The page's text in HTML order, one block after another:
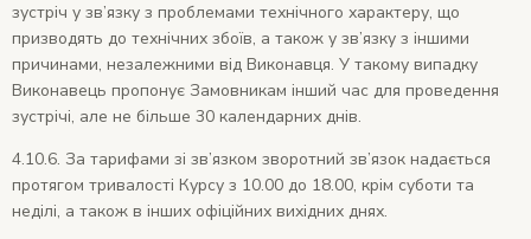
зустріч у зв’язку з проблемами технічного характеру, що
призводять до технічних збоїв, а також у зв’язку з іншими
причинами, незалежними від Виконавця. У такому випадку
Виконавець пропонує Замовникам інший час для проведення
зустрічі, але не більше 30 календарних днів.
4.10.6. За тарифами зі зв’язком зворотний зв’язок надається
протягом тривалості Курсу з 10.00 до 18.00, крім суботи та
неділі, а також в інших офіційних вихідних днях.